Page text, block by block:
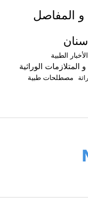
المفاصل
الأخبار الطبية
المتلازمات الوراثية
مصطلحات طبية